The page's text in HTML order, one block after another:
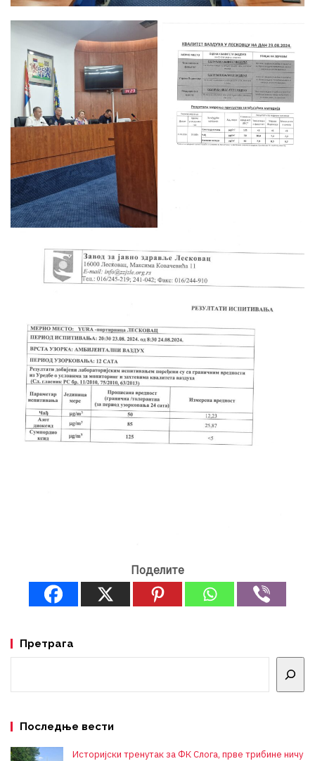
Поделите
Претрага
Последње вести
Историјски тренутак за ФК Слога, прве трибине ничу